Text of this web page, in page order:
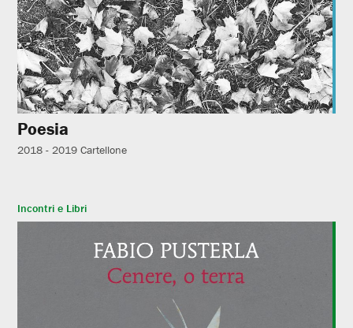
Poesia
2018 - 2019 Cartellone
Incontri e Libri